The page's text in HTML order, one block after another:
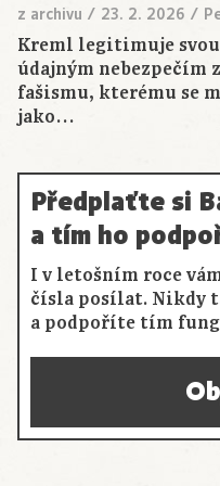
z archivu / 23. 2. 2026 /
Kreml legitimuje
údajným nebezpečím
fašismu, kterému se
jako…
Předplaťte si
a tím ho
I v letošním roce
čísla posílat. Nikdy
a podpoříte tím